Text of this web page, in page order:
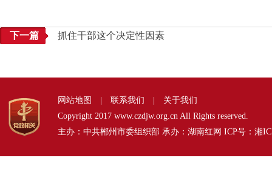
下一篇 抓住干部这个决定性因素
网站地图 联系我们
关于我们
Copyright 2017 www.czdjw.org.cn All Rights reserved.
主办：中共郴州市委组织部 承办：湖南红网 ICP号： 湘